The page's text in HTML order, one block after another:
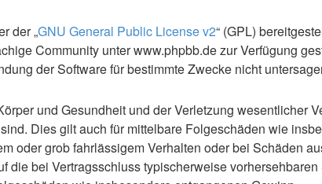
der „GNU General Public License v2“ (GPL)
Community unter www.phpbb.de zur Verfügung
der Software für bestimmte Zwecke nicht
und Gesundheit und der Verletzung wesentlicher
Dies gilt auch für mittelbare Folgeschäden wie
oder grob fahrlässigem Verhalten oder bei Schäden
bei Vertragsschluss typischerweise